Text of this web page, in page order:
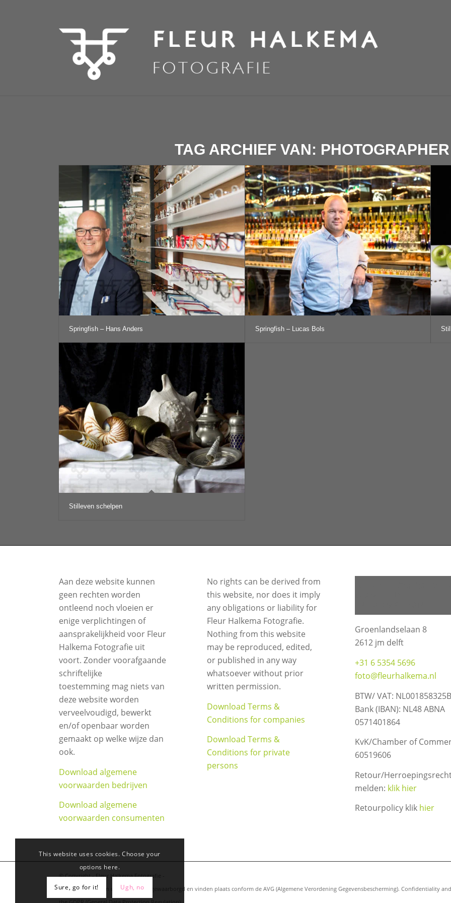
TAG ARCHIEF VAN:
Springfish – Hans Anders Springfish – Lucas Bols
Stilleven schelpen
Aan deze website kunnen
geen rechten worden
ontleend noch vloeien er
enige verplichtingen of
aansprakelijkheid voor Fleur
Halkema Fotografie uit
voort. Zonder voorafgaande
schriftelijke
toestemming mag niets van
deze website worden
verveelvoudigd, bewerkt
en/of openbaar worden
gemaakt op welke wijze dan
ook.
Download algemene
voorwaarden bedrijven
Download algemene
voorwaarden consumenten
No rights can be derived from
this website, nor does it imply
any obligations or liability for
Fleur Halkema Fotografie.
Nothing from this website
may be reproduced, edited,
or published in any way
whatsoever without prior
written permission.
Download Terms &
Conditions for companies
Download Terms &
Conditions for private
persons
Groenlandselaan 8
2612 jm delft
+31 6 5354 5696
foto@fleurhalkema.nl
BTW/ VAT:
Bank (IBAN): NL48 ABNA
0571401864
KvK/Chamber of
60519606
Retour/
melden: klik hier
Retourpolicy klik hier
© Copyright - Fleur Halkema Fotografie -
Geheimhouding en uw privacy zijn gewaarborgd en vinden plaats conform de AVG (Algemene Verordening Gegevensbescherming). Confidentiality
This website uses cookies. Choose your
options here.
Sure, go for it! Ugh, no